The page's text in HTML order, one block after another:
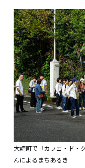
大崎町で「カフェ・ド・
んによるまちあるき